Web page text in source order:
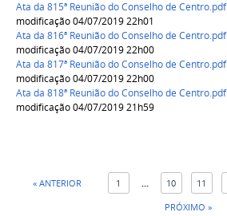
Ata da 815ª Reunião do Conselho de Centro.pdf
modificação 04/07/2019 22h01
Ata da 816ª Reunião do Conselho de Centro.pdf
modificação 04/07/2019 22h00
Ata da 817ª Reunião do Conselho de Centro.pdf
modificação 04/07/2019 22h00
Ata da 818ª Reunião do Conselho de Centro.pdf
modificação 04/07/2019 21h59
« ANTERIOR 1 ... 10 11
PRÓXIMO »